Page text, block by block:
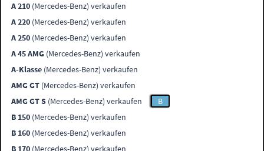
A 210 (Mercedes-Benz) verkaufen
A 220 (Mercedes-Benz) verkaufen
A 250 (Mercedes-Benz) verkaufen
A 45 AMG (Mercedes-Benz) verkaufen
A-Klasse (Mercedes-Benz) verkaufen
AMG GT (Mercedes-Benz) verkaufen
AMG GT S (Mercedes-Benz) verkaufen
B
B 150 (Mercedes-Benz) verkaufen
B 160 (Mercedes-Benz) verkaufen
B 170 (Mercedes-Benz) verkaufen